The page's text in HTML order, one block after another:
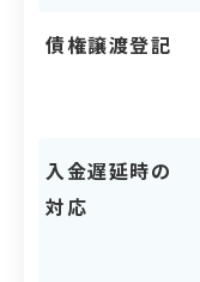
債権譲渡登記
入金遅延時の
対応